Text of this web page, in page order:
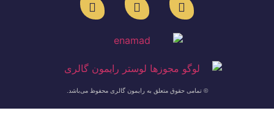
© تمامی حقوق متعلق به رایمون گالری محفوظ می‌باشد.